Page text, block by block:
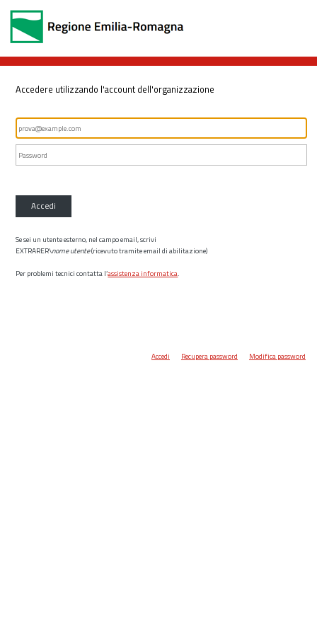
Accedere utilizzando l'account dell'organizzazione
Accedi
Se sei un utente esterno, nel campo email, scrivi
EXTRARER\nome utente(ricevuto tramite email di abilitazione)
Per problemi tecnici contatta l’assistenza informatica.
Accedi Recupera password Modifica password